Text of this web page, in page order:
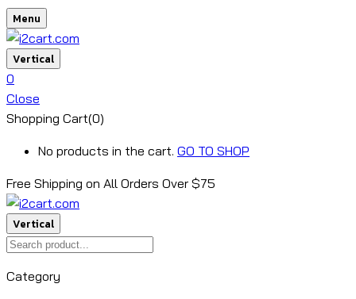
Menu
Vertical
0
Close
Shopping Cart(0)
No products in the cart. GO TO SHOP
Free Shipping on All Orders Over $75
Vertical
Category